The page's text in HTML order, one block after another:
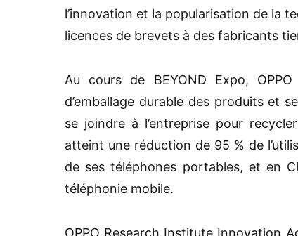
l’innovation et la popularisation de la
licences de brevets à des fabricants
Au cours de BEYOND Expo,
d’emballage durable des produits et
se joindre à l’entreprise pour
atteint une réduction de 95 % de
de ses téléphones portables, et en
téléphonie mobile.
OPPO Research Institute Innovation